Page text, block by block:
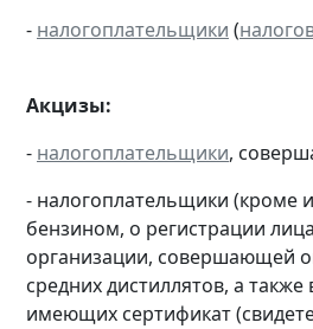
- налогоплательщики (
Акцизы:
- налогоплательщики,
- налогоплательщики (кроме
бензином, о регистрации
организации, совершающей
средних дистиллятов, а
имеющих сертификат